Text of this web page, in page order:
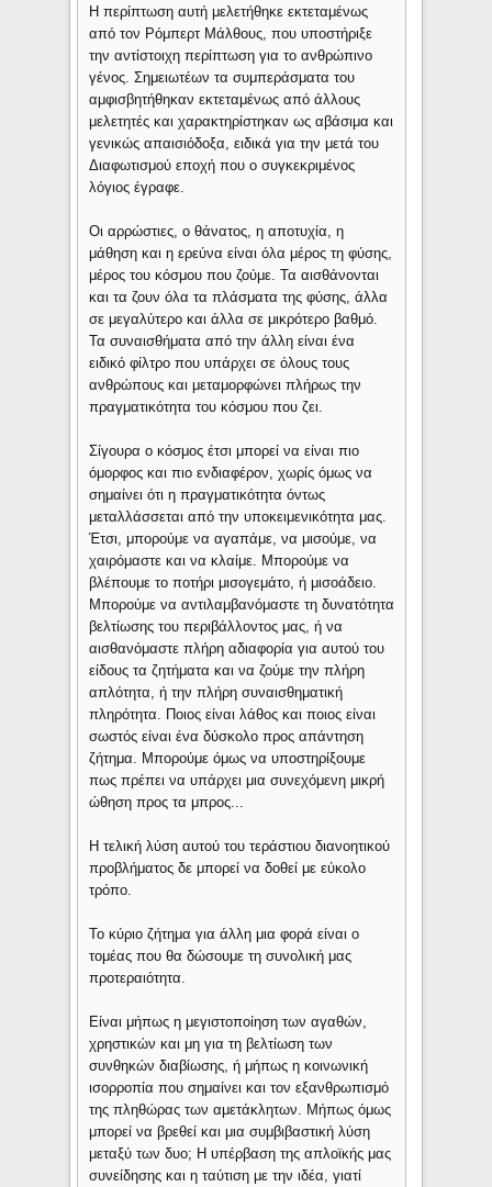
Η περίπτωση αυτή μελετήθηκε εκτεταμένως
από τον Ρόμπερτ Μάλθους, που υποστήριξε
την αντίστοιχη περίπτωση για το ανθρώπινο
γένος. Σημειωτέων τα συμπεράσματα του
αμφισβητήθηκαν εκτεταμένως από άλλους
μελετητές και χαρακτηρίστηκαν ως αβάσιμα και
γενικώς απαισιόδοξα, ειδικά για την μετά του
Διαφωτισμού εποχή που ο συγκεκριμένος
λόγιος έγραφε.
Οι αρρώστιες, ο θάνατος, η αποτυχία, η
μάθηση και η ερεύνα είναι όλα μέρος τη φύσης,
μέρος του κόσμου που ζούμε. Τα αισθάνονται
και τα ζουν όλα τα πλάσματα της φύσης, άλλα
σε μεγαλύτερο και άλλα σε μικρότερο βαθμό.
Τα συναισθήματα από την άλλη είναι ένα
ειδικό φίλτρο που υπάρχει σε όλους τους
ανθρώπους και μεταμορφώνει πλήρως την
πραγματικότητα του κόσμου που ζει.
Σίγουρα ο κόσμος έτσι μπορεί να είναι πιο
όμορφος και πιο ενδιαφέρον, χωρίς όμως να
σημαίνει ότι η πραγματικότητα όντως
μεταλλάσσεται από την υποκειμενικότητα μας.
Έτσι, μπορούμε να αγαπάμε, να μισούμε, να
χαιρόμαστε και να κλαίμε. Μπορούμε να
βλέπουμε το ποτήρι μισογεμάτο, ή μισοάδειο.
Μπορούμε να αντιλαμβανόμαστε τη δυνατότητα
βελτίωσης του περιβάλλοντος μας, ή να
αισθανόμαστε πλήρη αδιαφορία για αυτού του
είδους τα ζητήματα και να ζούμε την πλήρη
απλότητα, ή την πλήρη συναισθηματική
πληρότητα. Ποιος είναι λάθος και ποιος είναι
σωστός είναι ένα δύσκολο προς απάντηση
ζήτημα. Μπορούμε όμως να υποστηρίξουμε
πως πρέπει να υπάρχει μια συνεχόμενη μικρή
ώθηση προς τα μπρος...
Η τελική λύση αυτού του τεράστιου διανοητικού
προβλήματος δε μπορεί να δοθεί με εύκολο
τρόπο.
Το κύριο ζήτημα για άλλη μια φορά είναι ο
τομέας που θα δώσουμε τη συνολική μας
προτεραιότητα.
Είναι μήπως η μεγιστοποίηση των αγαθών,
χρηστικών και μη για τη βελτίωση των
συνθηκών διαβίωσης, ή μήπως η κοινωνική
ισορροπία που σημαίνει και τον εξανθρωπισμό
της πληθώρας των αμετάκλητων. Μήπως όμως
μπορεί να βρεθεί και μια συμβιβαστική λύση
μεταξύ των δυο; Η υπέρβαση της απλοϊκής μας
συνείδησης και η ταύτιση με την ιδέα, γιατί